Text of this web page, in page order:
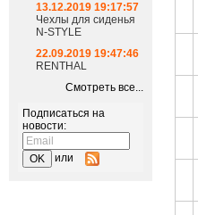
13.12.2019 19:17:57
Чехлы для сиденья
N-STYLE
22.09.2019 19:47:46
RENTHAL
Смотреть все...
Подписаться на
новости:
или